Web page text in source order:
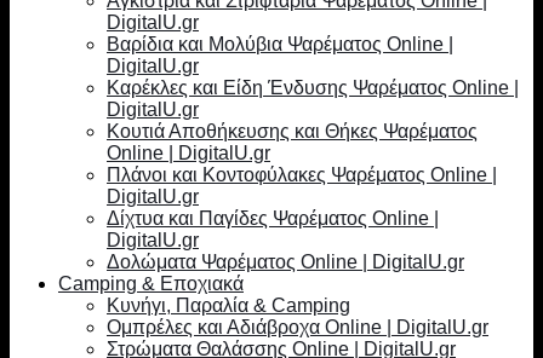
DigitalU.gr
Βαρίδια και Μολύβια Ψαρέματος Online |
DigitalU.gr
Καρέκλες και Είδη Ένδυσης Ψαρέματος Online |
DigitalU.gr
Κουτιά Αποθήκευσης και Θήκες Ψαρέματος
Online | DigitalU.gr
Πλάνοι και Κοντοφύλακες Ψαρέματος Online |
DigitalU.gr
Δίχτυα και Παγίδες Ψαρέματος Online |
DigitalU.gr
Δολώματα Ψαρέματος Online | DigitalU.gr
Camping & Εποχιακά
Κυνήγι, Παραλία & Camping
Ομπρέλες και Αδιάβροχα Online | DigitalU.gr
Στρώματα Θαλάσσης Online | DigitalU.gr